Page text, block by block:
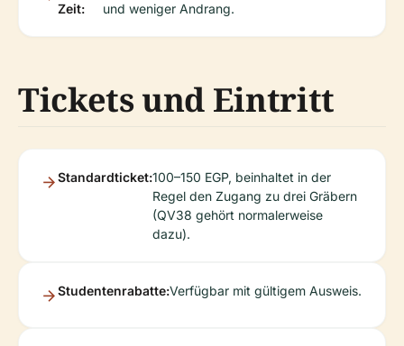
Zeit:
und weniger Andrang.
Tickets und Eintritt
Standardticket:100–150 EGP, beinhaltet in der
Regel den Zugang zu drei Gräbern
(QV38 gehört normalerweise
dazu).
Studentenrabatte:Verfügbar mit gültigem Ausweis.